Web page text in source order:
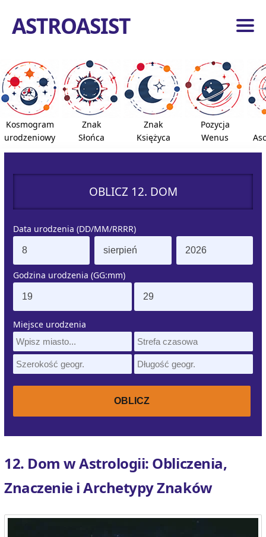
ASTROASIST
Kosmogram
urodzeniowy
Znak
Słońca
Znak
Księżyca
Pozycja
Wenus
OBLICZ 12. DOM
Data urodzenia (DD/MM/RRRR)
Godzina urodzenia (GG:mm)
Miejsce urodzenia
12. Dom w Astrologii: Obliczenia,
Znaczenie i Archetypy Znaków